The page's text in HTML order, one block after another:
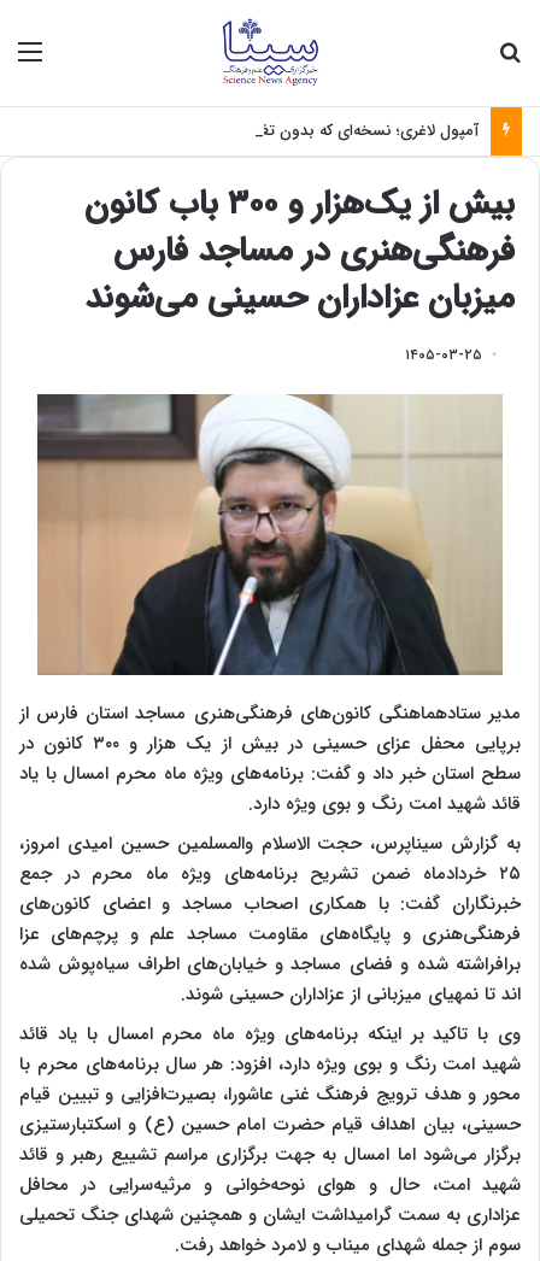
آمپول لاغری؛ نسخه‌ای که بدون تغذیه خطرناک می‌شود
بیش از یک‌هزار و ۳۰۰ باب کانون
فرهنگی‌هنری در مساجد فارس
میزبان عزاداران حسینی می‌شوند
۱۴۰۵-۰۳-۲۵
مدیر ستادهماهنگی کانون‌های فرهنگی‌هنری مساجد استان فارس از
برپایی محفل عزای حسینی در بیش از یک هزار و ۳۰۰ کانون در
سطح استان خبر داد و گفت: برنامه‌های ویژه ماه محرم امسال با یاد
قائد شهید امت رنگ و بوی ویژه دارد.
به گزارش سیناپرس، حجت الاسلام والمسلمین حسین امیدی امروز،
۲۵ خردادماه ضمن تشریح برنامه‌های ویژه ماه محرم در جمع
خبرنگاران گفت: با همکاری اصحاب مساجد و اعضای کانون‌های
فرهنگی‌هنری و پایگاه‌های مقاومت مساجد علم و پرچم‌های عزا
برافراشته شده و فضای مساجد و خیابان‌های اطراف سیاه‌پوش شده
اند تا نمهیای میزبانی از عزاداران حسینی شوند.
وی با تاکید بر اینکه برنامه‌های ویژه ماه محرم امسال با یاد قائد
شهید امت رنگ و بوی ویژه دارد، افزود: هر سال برنامه‌های محرم با
محور و هدف ترویج فرهنگ غنی عاشورا، بصیرت‌افزایی و تبیین قیام
حسینی، بیان اهداف قیام حضرت امام حسین (ع) و اسکتبارستیزی
برگزار می‌شود اما امسال به جهت برگزاری مراسم تشییع رهبر و قائد
شهید امت، حال و هوای نوحه‌خوانی و مرثیه‌سرایی در محافل
عزاداری به سمت گرامیداشت ایشان و همچنین شهدای جنگ تحمیلی
سوم از جمله شهدای میناب و لامرد خواهد رفت.